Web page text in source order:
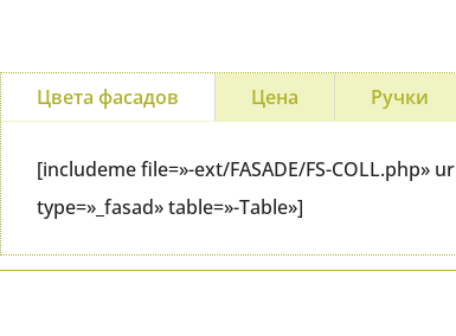
Цвета фасадов Цена Ручки
[includeme file=»-ext/FASADE/FS-COLL.php»
type=»_fasad» table=»-Table»]